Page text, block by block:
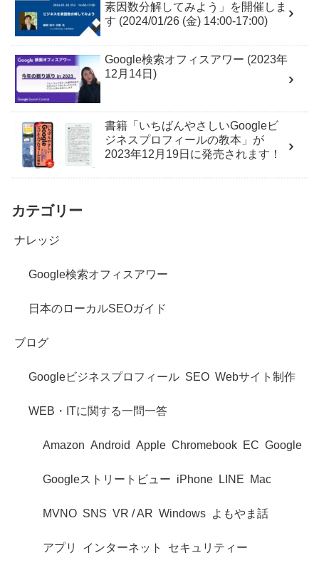
素因数分解してみよう」を開催しま
す (2024/01/26 (金) 14:00-17:00)
Google検索オフィスアワー (2023年
12月14日)
書籍「いちばんやさしいGoogleビ
ジネスプロフィールの教本」が
2023年12月19日に発売されます！
カテゴリー
ナレッジ
Google検索オフィスアワー
日本のローカルSEOガイド
ブログ
Googleビジネスプロフィール SEO Webサイト制作
WEB・ITに関する一問一答
Amazon Android Apple Chromebook EC Google
Googleストリートビュー iPhone LINE Mac
MVNO SNS VR / AR Windows よもやま話
アプリ インターネット セキュリティー